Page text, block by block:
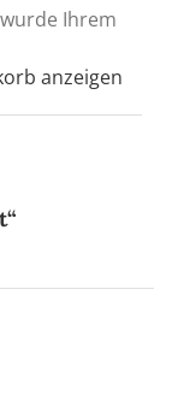
Ihrem
anzeigen